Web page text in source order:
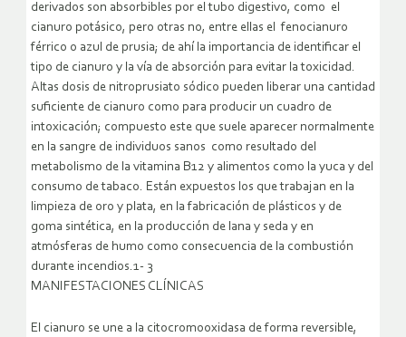
derivados son absorbibles por el tubo digestivo, como el
cianuro potásico, pero otras no, entre ellas el fenocianuro
férrico o azul de prusia; de ahí la importancia de identificar el
tipo de cianuro y la vía de absorción para evitar la toxicidad.
Altas dosis de nitroprusiato sódico pueden liberar una cantidad
suficiente de cianuro como para producir un cuadro de
intoxicación; compuesto este que suele aparecer normalmente
en la sangre de individuos sanos como resultado del
metabolismo de la vitamina B12 y alimentos como la yuca y del
consumo de tabaco. Están expuestos los que trabajan en la
limpieza de oro y plata, en la fabricación de plásticos y de
goma sintética, en la producción de lana y seda y en
atmósferas de humo como consecuencia de la combustión
durante incendios.1- 3
MANIFESTACIONES CLÍNICAS
El cianuro se une a la citocromooxidasa de forma reversible,